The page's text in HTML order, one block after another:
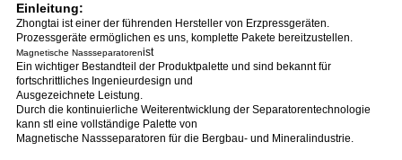
Einleitung:
Zhongtai ist einer der führenden Hersteller von Erzpressgeräten.
Prozessgeräte ermöglichen es uns, komplette Pakete bereitzustellen.
Magnetische Nassseparatorenist
Ein wichtiger Bestandteil der Produktpalette und sind bekannt für
fortschrittliches Ingenieurdesign und
Ausgezeichnete Leistung.
Durch die kontinuierliche Weiterentwicklung der Separatorentechnologie
kann stl eine vollständige Palette von
Magnetische Nassseparatoren für die Bergbau- und Mineralindustrie.